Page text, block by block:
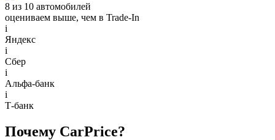
8 из 10 автомобилей
оцениваем выше, чем в Trade‑In
i
Яндекс
i
Сбер
i
Альфа-банк
i
Т-банк
Почему CarPrice?